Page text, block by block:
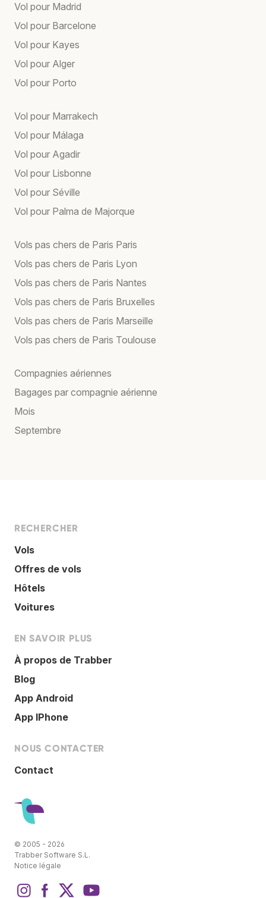
Vol pour Madrid
Vol pour Barcelone
Vol pour Kayes
Vol pour Alger
Vol pour Porto
Vol pour Marrakech
Vol pour Málaga
Vol pour Agadir
Vol pour Lisbonne
Vol pour Séville
Vol pour Palma de Majorque
Vols pas chers de Paris Paris
Vols pas chers de Paris Lyon
Vols pas chers de Paris Nantes
Vols pas chers de Paris Bruxelles
Vols pas chers de Paris Marseille
Vols pas chers de Paris Toulouse
Compagnies aériennes
Bagages par compagnie aérienne
Mois
Septembre
RECHERCHER
Vols
Offres de vols
Hôtels
Voitures
EN SAVOIR PLUS
À propos de Trabber
Blog
App Android
App IPhone
NOUS CONTACTER
Contact
© 2005 - 2026
Trabber Software S.L.
Notice légale